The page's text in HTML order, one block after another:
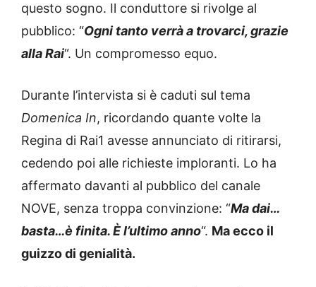
questo sogno. Il conduttore si rivolge al
pubblico: “Ogni tanto verrà a trovarci, grazie
alla Rai“. Un compromesso equo.
Durante l’intervista si è caduti sul tema
Domenica In, ricordando quante volte la
Regina di Rai1 avesse annunciato di ritirarsi,
cedendo poi alle richieste imploranti. Lo ha
affermato davanti al pubblico del canale
NOVE, senza troppa convinzione: “Ma dai…
basta…è finita. È l’ultimo anno“. Ma ecco il
guizzo di genialità.